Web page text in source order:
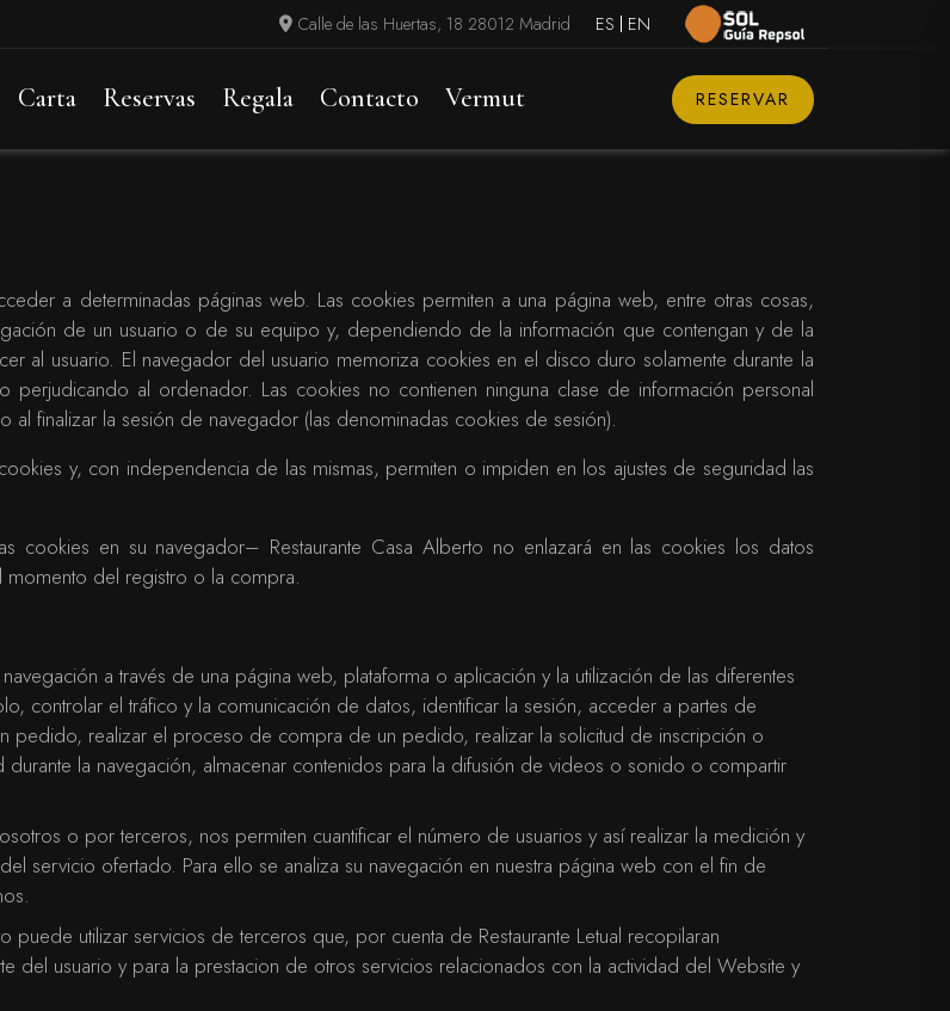
Calle de las Huertas, 18 28012 Madrid ES EN
Carta Reservas Regala Contacto Vermut RESERVAR
a determinadas páginas web. Las cookies permiten a una página web, entre otras cosas,
de un usuario o de su equipo y, dependiendo de la información que contengan y de la
al usuario. El navegador del usuario memoriza cookies en el disco duro solamente durante la
al ordenador. Las cookies no contienen ninguna clase de información personal
finalizar la sesión de navegador (las denominadas cookies de sesión).
y, con independencia de las mismas, permiten o impiden en los ajustes de seguridad las
cookies en su navegador– Restaurante Casa Alberto no enlazará en las cookies los datos
del registro o la compra.
a través de una página web, plataforma o aplicación y la utilización de las diferentes
controlar el tráfico y la comunicación de datos, identificar la sesión, acceder a partes de
pedido, realizar el proceso de compra de un pedido, realizar la solicitud de inscripción o
la navegación, almacenar contenidos para la difusión de videos o sonido o compartir
o por terceros, nos permiten cuantificar el número de usuarios y así realizar la medición y
servicio ofertado. Para ello se analiza su navegación en nuestra página web con el fin de
utilizar servicios de terceros que, por cuenta de Restaurante Letual recopilaran
del usuario y para la prestacion de otros servicios relacionados con la actividad del Website y